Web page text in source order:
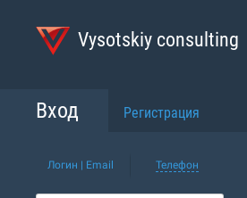
Vysotskiy consulting
Вход Регистрация
Логин | Email Телефон